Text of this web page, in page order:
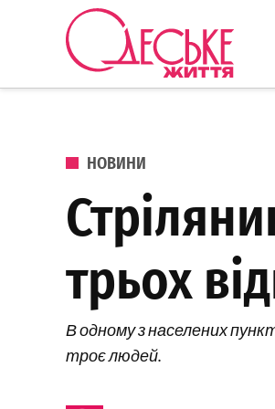
Перейти до вмісту
ОПУБЛІКОВАНО В
НОВИНИ
трьох
В одному з населених
троє людей.